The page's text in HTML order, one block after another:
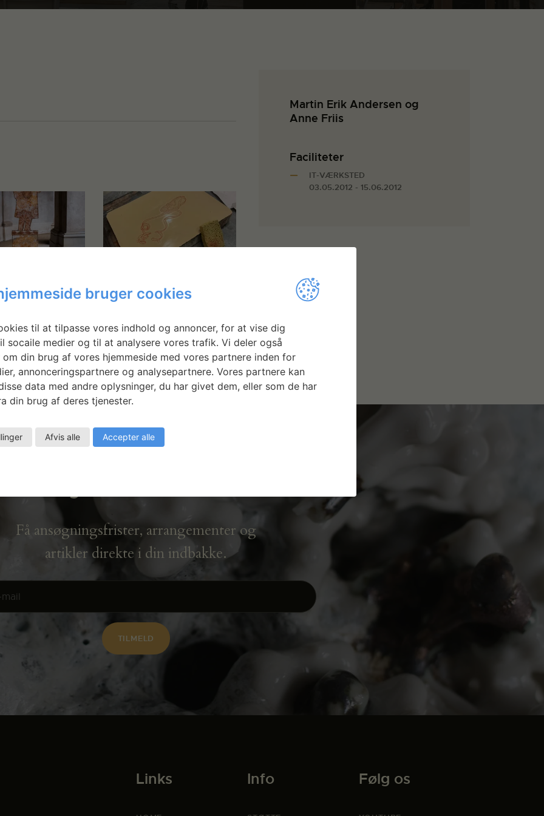
Sofie Amalie
Marbles
Martin Erik Andersen og
Anne Friis
Faciliteter
IT-VÆRKSTED
03.05.2012 - 15.06.2012
Få ansøgningsfrister, arrangementer og
artikler direkte i din indbakke.
Links Info Følg os
bruger cookies
til at tilpasse vores indhold og annoncer, for at vise dig
socaile medier og til at analysere vores trafik. Vi deler også
din brug af vores hjemmeside med vores partnere inden for
annonceringspartnere og analysepartnere. Vores partnere kan
data med andre oplysninger, du har givet dem, eller som de har
din brug af deres tjenester.
Afvis alle Accepter alle